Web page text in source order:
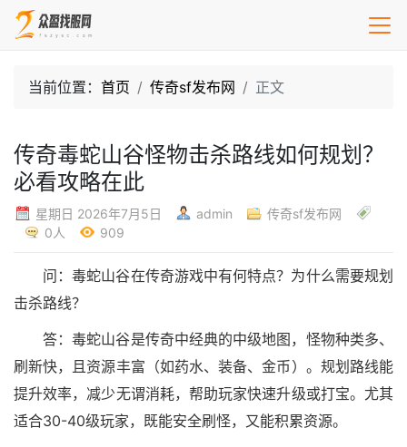
当前位置： 首页 传奇sf发布网 正文
传奇毒蛇山谷怪物击杀路线如何规划？
必看攻略在此
星期日 2026年7月5日 admin
传奇sf发布网
0人
909
问：毒蛇山谷在传奇游戏中有何特点？为什么需要规划
击杀路线？
答：毒蛇山谷是传奇中经典的中级地图，怪物种类多、
刷新快，且资源丰富（如药水、装备、金币）。规划路线能
提升效率，减少无谓消耗，帮助玩家快速升级或打宝。尤其
适合30-40级玩家，既能安全刷怪，又能积累资源。